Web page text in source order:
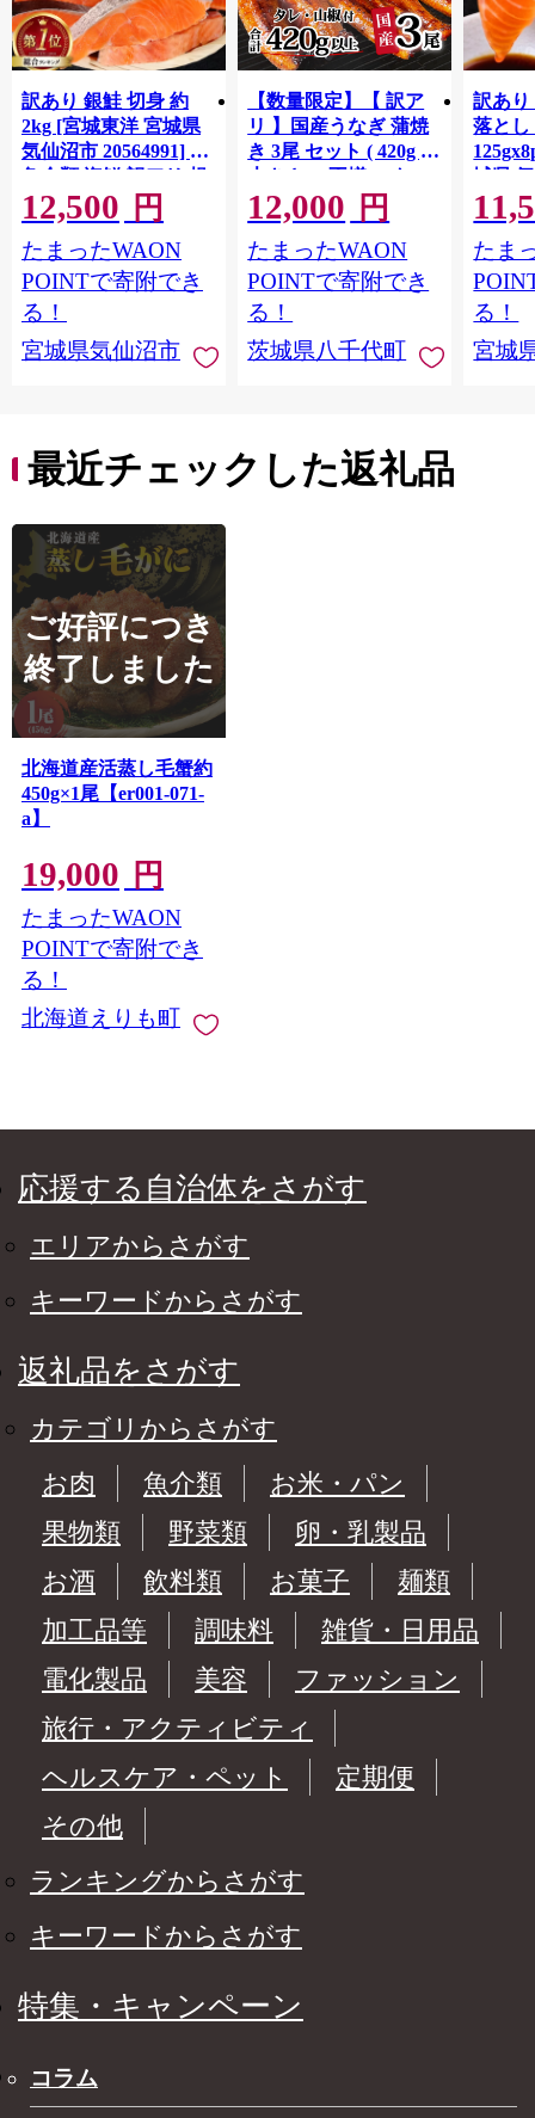
訳あり 銀鮭 切身 約
2kg [宮城東洋 宮城県
気仙沼市 20564991] 鮭
魚介類 海鮮 訳アリ 規
格外 不揃い さけ サケ
鮭切身 シャケ 切り身
冷凍 家庭用 おかず 弁
当 支援 サーモン 銀鮭
切り身 魚 わけあり
12,500 円
たまったWAON
POINTで寄附でき
る！
宮城県気仙沼市
【数量限定】【 訳ア
リ 】国産うなぎ 蒲焼
き 3尾 セット ( 420g )
大きさ の不揃い タ
レ・山椒付き ウナギ
鰻 ふぞろい 不揃い う
な重 ひつまぶし 人気
茨城 八千代町 ふるさ
と納税 冷凍 [SF951ya]
12,000 円
たまったWAON
POINTで寄附でき
る！
茨城県八千代町
訳あり
落とし
城県
お刺し
生 生
鮭 銀
介
たま
る！
宮城
最近チェックした返礼品
ご好評につき
終了しました
北海道産活蒸し毛蟹約
450g×1尾【er001-071-
a】
19,000 円
たまったWAON
POINTで寄附でき
る！
北海道えりも町
応援する自治体をさがす
エリアからさがす
キーワードからさがす
返礼品をさがす
カテゴリからさがす
お肉
魚介類
お米・パン
果物類
野菜類
卵・乳製品
お酒
飲料類 お菓子
麺類
加工品等
調味料
雑貨・日用品
電化製品
美容
ファッション
旅行・アクティビティ
ヘルスケア・ペット
定期便
その他
ランキングからさがす
キーワードからさがす
特集・キャンペーン
コラム